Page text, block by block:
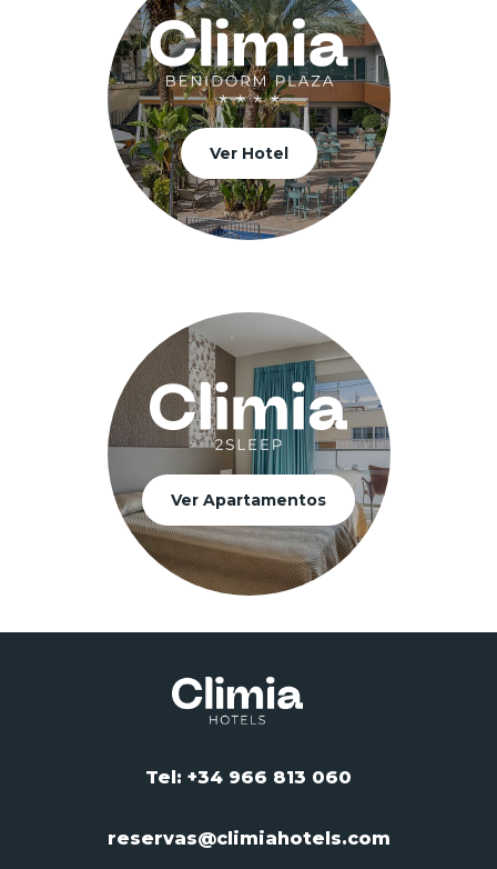
Ver Hotel
Ver Apartamentos
Tel: +34 966 813 060
reservas@climiahotels.com